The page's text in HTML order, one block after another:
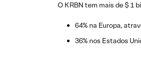
O KRBN tem mais de $ 1
64% na Europa,
36% nos Estados